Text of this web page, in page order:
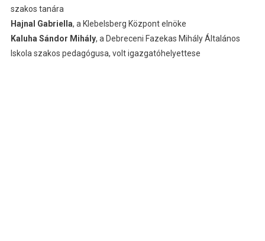
szakos tanára
Hajnal Gabriella, a Klebelsberg Központ elnöke
Kaluha Sándor Mihály, a Debreceni Fazekas Mihály Általános
Iskola szakos pedagógusa, volt igazgatóhelyettese